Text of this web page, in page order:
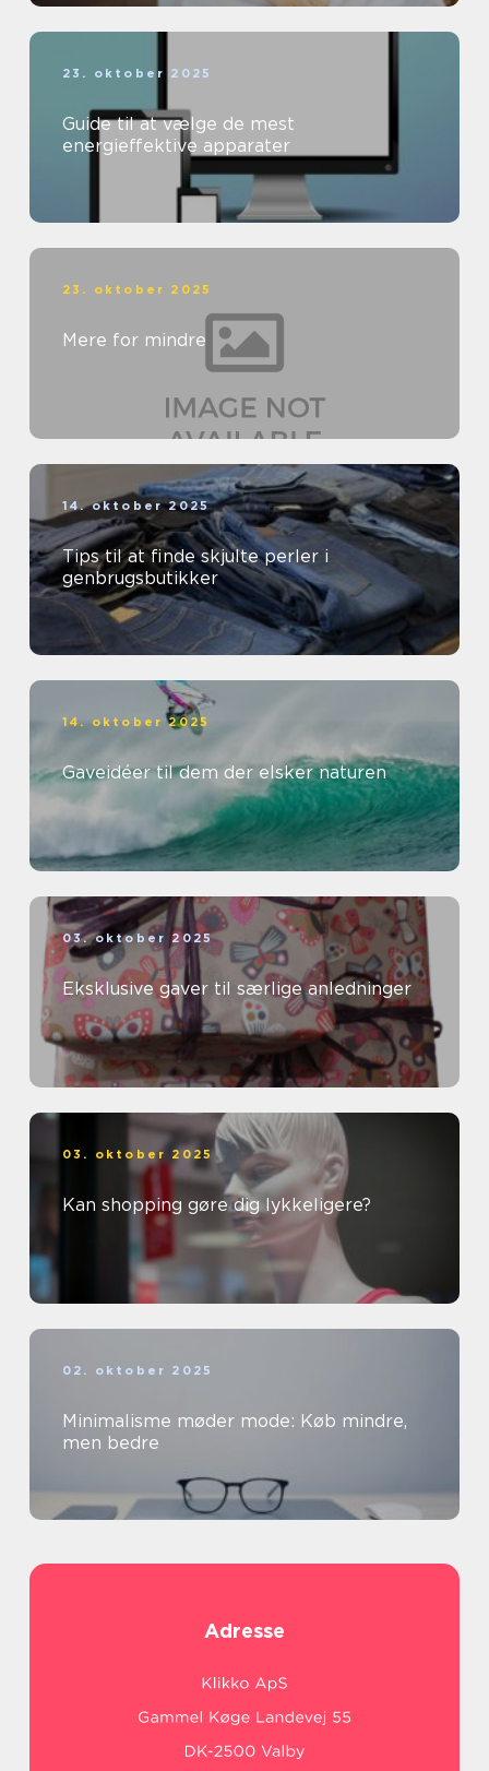
23. oktober 2025
Guide til at vælge de mest
energieffektive apparater
23. oktober 2025
Mere for mindre
14. oktober 2025
Tips til at finde skjulte perler i
genbrugsbutikker
14. oktober 2025
Gaveidéer til dem der elsker naturen
03. oktober 2025
Eksklusive gaver til særlige anledninger
03. oktober 2025
Kan shopping gøre dig lykkeligere?
02. oktober 2025
Minimalisme møder mode: Køb mindre,
men bedre
Adresse